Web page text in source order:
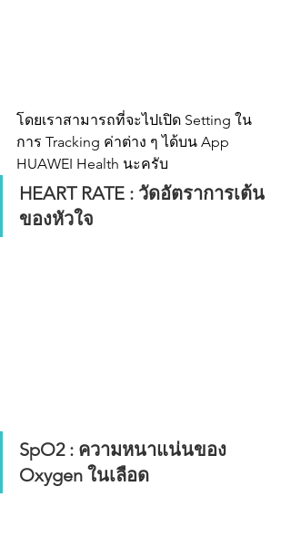
โดยเราสามารถที่จะไปเปิด Setting ใน
การ Tracking ค่าต่าง ๆ ได้บน App
HUAWEI Health นะครับ
HEART RATE : วัดอัตราการเต้น
ของหัวใจ
SpO2 : ความหนาแน่นของ
Oxygen ในเลือด